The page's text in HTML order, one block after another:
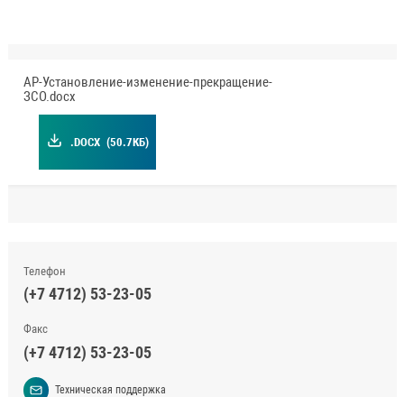
АР-Установление-изменение-прекращение-
ЗСО.docx
.DOCX (50.7КБ)
Телефон
(+7 4712) 53-23-05
Факс
(+7 4712) 53-23-05
Техническая поддержка